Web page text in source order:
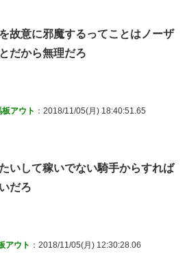
故意に邪魔するってことはノーザ
だから無理だろ
アウト ：2018/11/05(月) 18:40:51.65
いして稼いでない騎手からすれば
だろ
アウト ：2018/11/05(月) 12:30:28.06